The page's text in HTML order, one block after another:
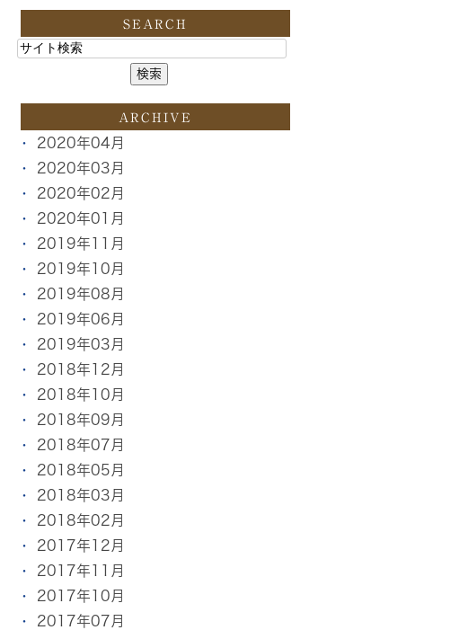
SEARCH
ARCHIVE
2020年04月
2020年03月
2020年02月
2020年01月
2019年11月
2019年10月
2019年08月
2019年06月
2019年03月
2018年12月
2018年10月
2018年09月
2018年07月
2018年05月
2018年03月
2018年02月
2017年12月
2017年11月
2017年10月
2017年07月